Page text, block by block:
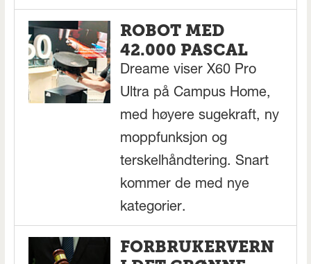
ROBOT MED
42.000 PASCAL
Dreame viser X60 Pro
Ultra på Campus Home,
med høyere sugekraft, ny
moppfunksjon og
terskelhåndtering. Snart
kommer de med nye
kategorier.
FORBRUKERVERN